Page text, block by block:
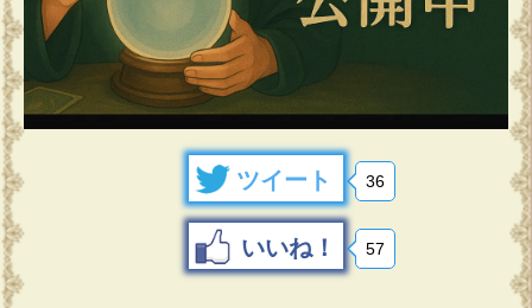
ツイート 36
いいね！ 57